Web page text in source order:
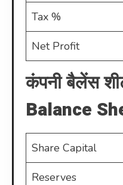
Tax %
Net Profit
कंपनी बैलेंस
Balance
Share Capital
Reserves